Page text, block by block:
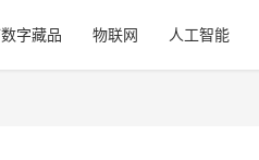
字藏品 物联网 人工智能